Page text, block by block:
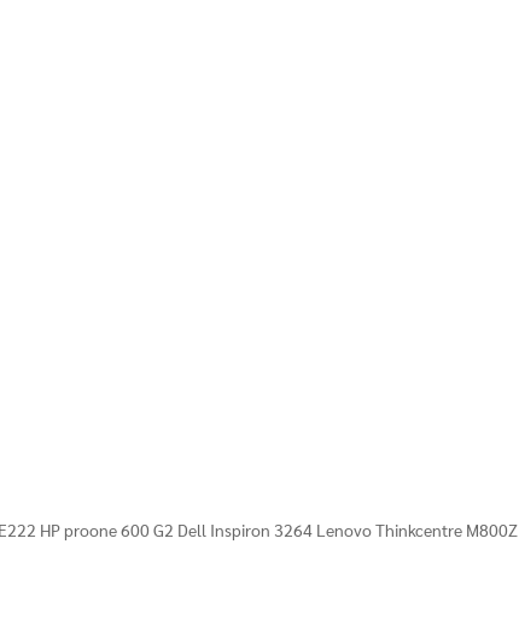
HP proone 600 G2 Dell Inspiron 3264 Lenovo Thinkcentre M800Z